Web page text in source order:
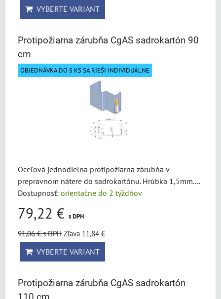
VYBERTE VARIANT
Protipožiarna zárubňa CgAS sadrokartón 90
cm
OBJEDNÁVKA DO 5 KS SA RIEŠI INDIVIDUÁLNE
Oceľová jednodielna protipožiarna zárubňa v
prepravnom nátere do sadrokartónu. Hrúbka 1,5mm....
Dostupnosť: orientačne do 2 týždňov
79,22 € s DPH
91,06 €s DPH Zľava 11,84 €
VYBERTE VARIANT
Protipožiarna zárubňa CgAS sadrokartón